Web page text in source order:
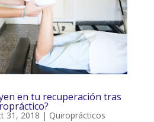
en tu recuperación tras
31, 2018 | Quiroprácticos